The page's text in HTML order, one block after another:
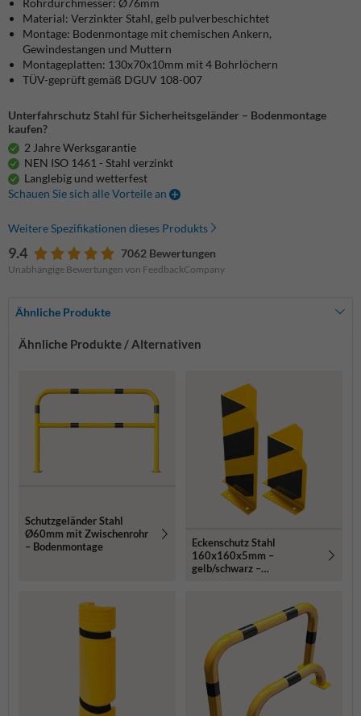
Rohrdurchmesser: Ø76mm
Material: Verzinkter Stahl, gelb pulverbeschichtet
Montage: Bodenmontage mit chemischen Ankern,
Gewindestangen und Muttern
Montageplatten: 130x70x10mm mit 4 Bohrlöchern
TÜV-geprüft gemäß DGUV 108-007
Unterfahrschutz Stahl für Sicherheitsgeländer – Bodenmontage
kaufen?
2 Jahre Werksgarantie
NEN ISO 1461 - Stahl verzinkt
Langlebig und wetterfest
Schauen Sie sich alle Vorteile an
Weitere Spezifikationen dieses Produkts
9.4 7062 Bewertungen
Unabhängige Bewertungen von FeedbackCompany
Ähnliche Produkte
Ähnliche Produkte / Alternativen
Schutzgeländer Stahl
Ø60mm mit Zwischenrohr
– Bodenmontage
Eckenschutz Stahl
160x160x5mm –
gelb/schwarz –